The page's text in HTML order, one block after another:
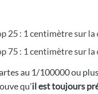
25 : 1 centimètre sur
75 : 1 centimètre sur
au 1/100000 ou
qu'il est toujours